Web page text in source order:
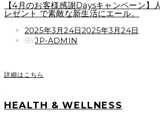
【4月のお客様感謝Daysキャンペーン】
レゼント で素敵な新生活にエール。
POSTED
ON
2025年3月24日2025年3月24日
BYJP-ADMIN
詳細はこちら
HEALTH & WELLNESS